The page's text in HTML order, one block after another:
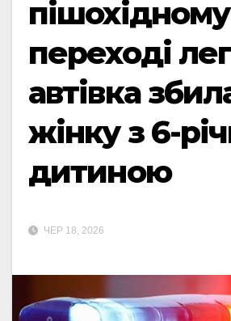
пішохідному
переході
автівка
жінку з 6-
дитиною
ЧЕР 18, 2026